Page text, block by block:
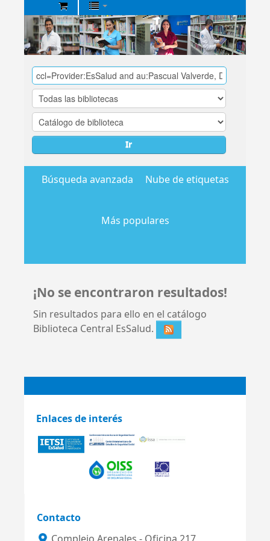
Biblioteca
Central
EsSalud
Ir
Búsqueda avanzada Nube de etiquetas
Más populares
¡No se encontraron resultados!
Sin resultados para ello en el catálogo
Biblioteca Central EsSalud.
Enlaces de interés
Contacto